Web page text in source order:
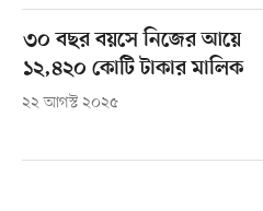
৩০ বছর বয়সে নিজের আয়ে
১২,৪২০ কোটি টাকার মালিক
২২ আগস্ট ২০২৫